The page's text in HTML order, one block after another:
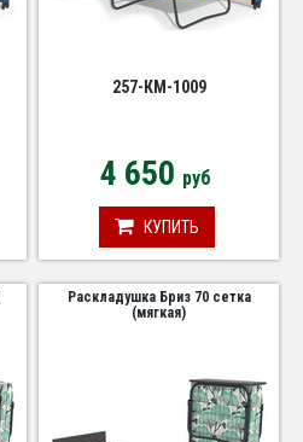
257-КМ-1009
4 650 руб
КУПИТЬ
Раскладушка Бриз 70 сетка
(мягкая)